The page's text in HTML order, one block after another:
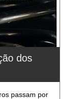
dos
passam por